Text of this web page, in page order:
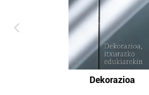
Dekorazioa